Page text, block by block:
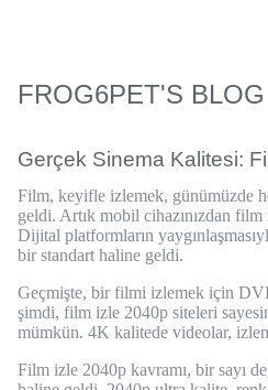
FROG6PET'S BLOG
Gerçek Sinema Kalitesi:
Film, keyifle izlemek, günümüzde
geldi. Artık mobil cihazınızdan
Dijital platformların
bir standart haline geldi.
Geçmişte, bir filmi izlemek için
şimdi, film izle 2040p siteleri
mümkün. 4K kalitede videolar,
Film izle 2040p kavramı, bir sayı